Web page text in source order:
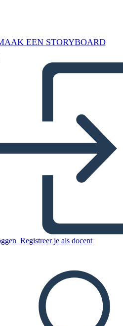
EEN STORYBOARD
Registreer je als docent
STORYBOARD
AFSPELEN
LEES MIJ VOOR